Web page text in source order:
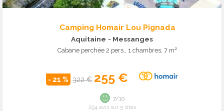
Camping Homair Lou Pignada
Aquitaine - Messanges
Cabane perchée 2 pers., 1 chambres, 7 m²
- 21 % 322 € 255 €
7/10
294 avis sur 5 sites